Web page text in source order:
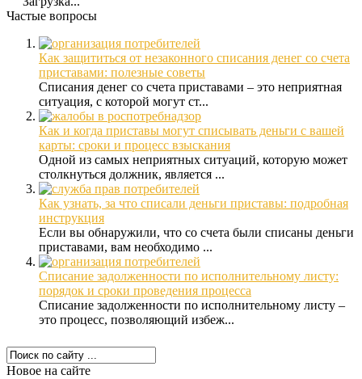
Частые вопросы
Как защититься от незаконного списания денег со счета
приставами: полезные советы
Списания денег со счета приставами – это неприятная
ситуация, с которой могут ст...
Как и когда приставы могут списывать деньги с вашей
карты: сроки и процесс взыскания
Одной из самых неприятных ситуаций, которую может
столкнуться должник, является ...
Как узнать, за что списали деньги приставы: подробная
инструкция
Если вы обнаружили, что со счета были списаны деньги
приставами, вам необходимо ...
Списание задолженности по исполнительному листу:
порядок и сроки проведения процесса
Списание задолженности по исполнительному листу –
это процесс, позволяющий избеж...
Новое на сайте